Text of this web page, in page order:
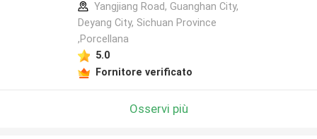
Yangjiang Road, Guanghan City,
Deyang City, Sichuan Province
,Porcellana
5.0
Fornitore verificato
Osservi più